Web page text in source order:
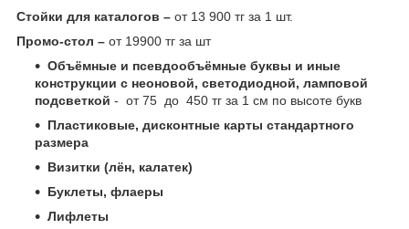
Стойки для каталогов – от 13 900 тг за 1 шт.
Промо-стол – от 19900 тг за шт
Объёмные и псевдообъёмные буквы и иные
конструкции с неоновой, светодиодной, ламповой
подсветкой - от 75 до 450 тг за 1 см по высоте букв
Пластиковые, дисконтные карты стандартного
размера
Визитки (лён, калатек)
Буклеты, флаеры
Лифлеты